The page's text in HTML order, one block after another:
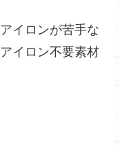
アイロンが苦手な
アイロン不要素材